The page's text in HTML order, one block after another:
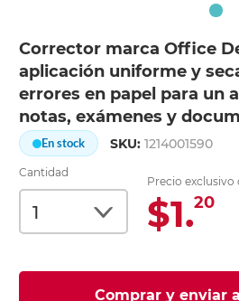
Corrector marca Office
aplicación uniforme y
errores en papel para un
notas, exámenes y
En stock SKU:1214001590
Cantidad
Precio exclusivo
$1.20
Comprar y enviar